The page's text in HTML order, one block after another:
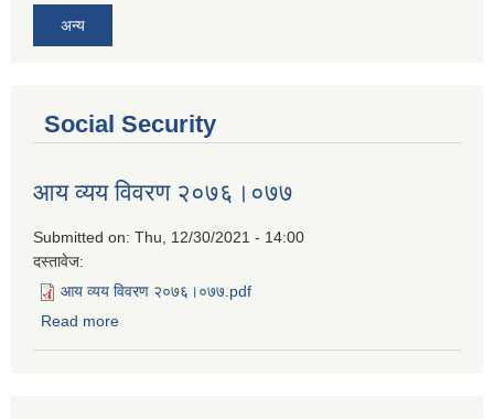
अन्य
Social Security
आय व्यय विवरण २०७६।०७७
Submitted on: Thu, 12/30/2021 - 14:00
दस्तावेज:
आय व्यय विवरण २०७६।०७७.pdf
Read more